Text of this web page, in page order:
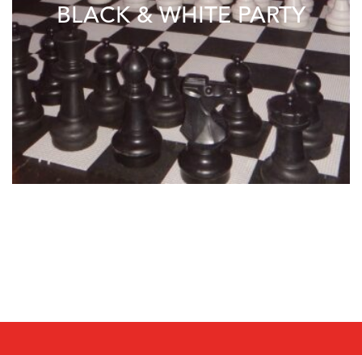
BLACK & WHITE PARTY